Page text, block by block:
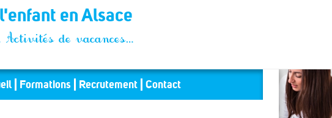
en Alsace
Activités de vacances…
Formations Recrutement Contact